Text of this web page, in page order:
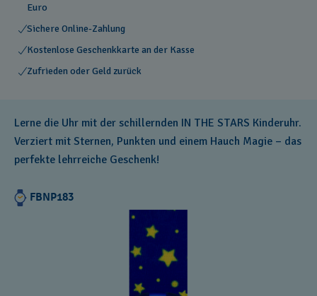
Euro
Sichere Online-Zahlung
Kostenlose Geschenkkarte an der Kasse
Zufrieden oder Geld zurück
Lerne die Uhr mit der schillernden IN THE STARS Kinderuhr.
Verziert mit Sternen, Punkten und einem Hauch Magie – das
perfekte lehrreiche Geschenk!
FBNP183